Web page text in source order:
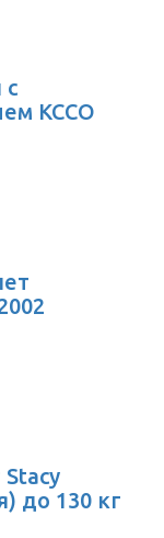
с
КССО
Stacy
до 130 кг